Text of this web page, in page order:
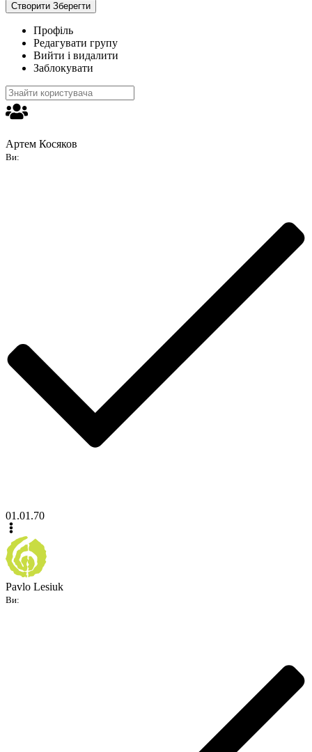
Створити Зберегти
Профіль
Редагувати групу
Вийти і видалити
Заблокувати
Артем Косяков
Ви:
01.01.70
Pavlo Lesiuk
Ви: